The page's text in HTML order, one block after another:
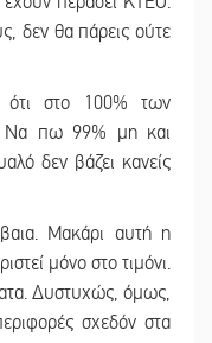
δεν θα πάρεις ούτε
ότι στο 100% των
Να πω 99% μη και
δεν βάζει κανείς
Μακάρι αυτή η
μόνο στο τιμόνι.
Δυστυχώς, όμως,
σχεδόν στα